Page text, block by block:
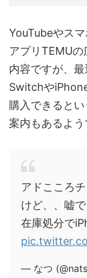
YouTubeやス
アプリTEMUの
内容ですが、
Switchや
購入できると
案内もあるよう
アドこころ
けど、、嘘で
在庫処分で
— なつ